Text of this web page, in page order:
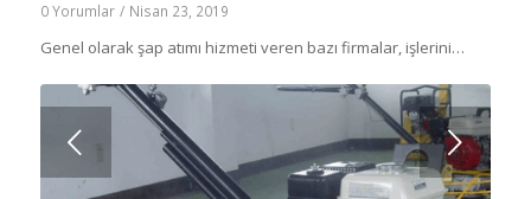
0 Yorumlar / Nisan 23, 2019
Genel olarak şap atımı hizmeti veren bazı firmalar, işlerini…
Sonraki